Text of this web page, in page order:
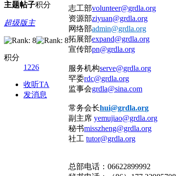
主题帖子积分
超级版主
积分
1226
收听TA
发消息
志工部volunteer@grdla.org
资源部ziyuan@grdla.org
网络部admin@grdla.org
拓展部expand@grdla.org
宣传部pn@grdla.org
服务机构serve@grdla.org
罕委rdc@grdla.org
监事会grdla@sina.com
常务会长hui@grdla.org
副主席 yemujiao@grdla.org
秘书misszheng@grdla.org
社工 tutor@grdla.org
总部电话：06622899992